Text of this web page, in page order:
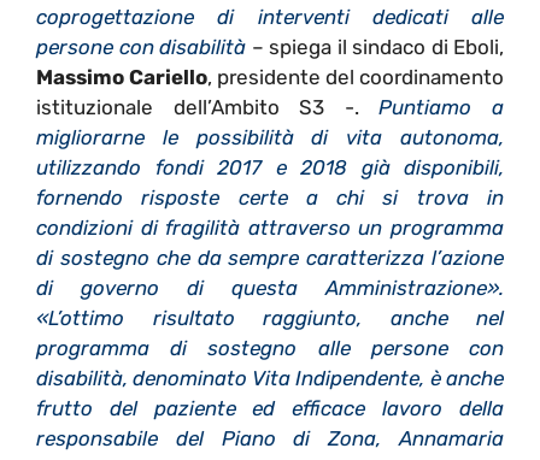
coprogettazione di interventi dedicati alle
persone con disabilità – spiega il sindaco di Eboli,
Massimo Cariello, presidente del coordinamento
istituzionale dell’Ambito S3 -.Puntiamo a
migliorarne le possibilità di vita autonoma,
utilizzando fondi 2017 e 2018 già disponibili,
fornendo risposte certe a chi si trova in
condizioni di fragilità attraverso un programma
di sostegno che da sempre caratterizza l’azione
di governo di questa Amministrazione».
«L’ottimo risultato raggiunto, anche nel
programma di sostegno alle persone con
disabilità, denominato Vita Indipendente, è anche
frutto del paziente ed efficace lavoro della
responsabile del Piano di Zona, Annamaria